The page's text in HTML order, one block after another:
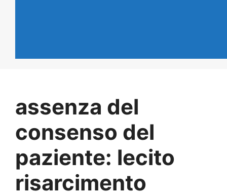
assenza del
consenso del
paziente: lecito
risarcimento